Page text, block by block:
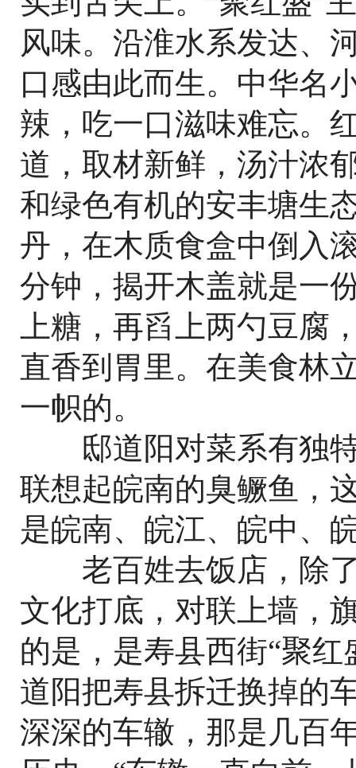
风味。沿淮水系发达、
口感由此而生。中华名
辣，吃一口滋味难忘。
道，取材新鲜，汤汁浓
和绿色有机的安丰塘生
丹，在木质食盒中倒入
分钟，揭开木盖就是一
上糖，再舀上两勺豆腐
直香到胃里。在美食林
一帜的。
邸道阳对菜系有独特
联想起皖南的臭鳜鱼，
是皖南、皖江、皖中、
老百姓去饭店，除了
文化打底，对联上墙
的是，是寿县西街“聚
道阳把寿县拆迁换掉的
深深的车辙，那是几百